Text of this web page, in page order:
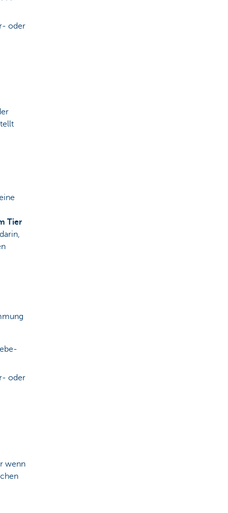
oder
Tier
oder
wenn